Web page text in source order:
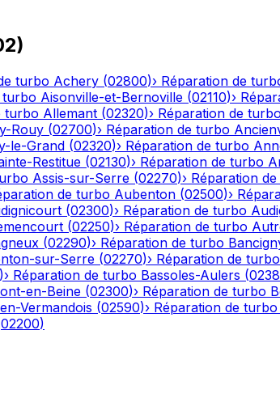
)
turbo Achery (02800)› Réparation de
turbo Aisonville-et-Bernoville (02110)›
turbo Allemant (02320)› Réparation de turbo
Rouy (02700)› Réparation de turbo
le-Grand (02320)› Réparation de turbo
Restitue (02130)› Réparation de turbo
Assis-sur-Serre (02270)› Réparation
de turbo Aubenton (02500)›
(02300)› Réparation de turbo
(02250)› Réparation de turbo
(02290)› Réparation de turbo
sur-Serre (02270)› Réparation de turbo
)› Réparation de turbo Bassoles-Aulers (
en-Beine (02300)› Réparation de turbo
Vermandois (02590)› Réparation de turbo
02200)